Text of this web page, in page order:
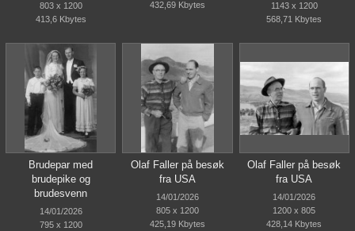
803 x 1200
413,6 Kbytes
432,69 Kbytes
1143 x 1200
568,71 Kbytes
Brudepar med
brudepike og
brudesvenn
14/01/2026
795 x 1200
Olaf Faller på besøk
fra USA
14/01/2026
805 x 1200
425,19 Kbytes
Olaf Faller på besøk
fra USA
14/01/2026
1200 x 805
428,14 Kbytes